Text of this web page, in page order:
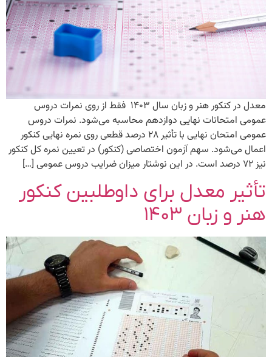
معدل در کنکور هنر و زبان سال ۱۴۰۳ فقط از روی نمرات دروس
عمومی امتحانات نهایی دوازدهم محاسبه می‌شود. نمرات دروس
عمومی امتحان نهایی با تأثیر ۲۸ درصد قطعی روی نمره نهایی کنکور
اعمال می‌شود. سهم آزمون اختصاصی (کنکور) در تعیین نمره کل کنکور
نیز ۷۲ درصد است. در این نوشتار میزان ضرایب دروس عمومی […]
تأثیر معدل برای داوطلبین کنکور
هنر و زبان ۱۴۰۳